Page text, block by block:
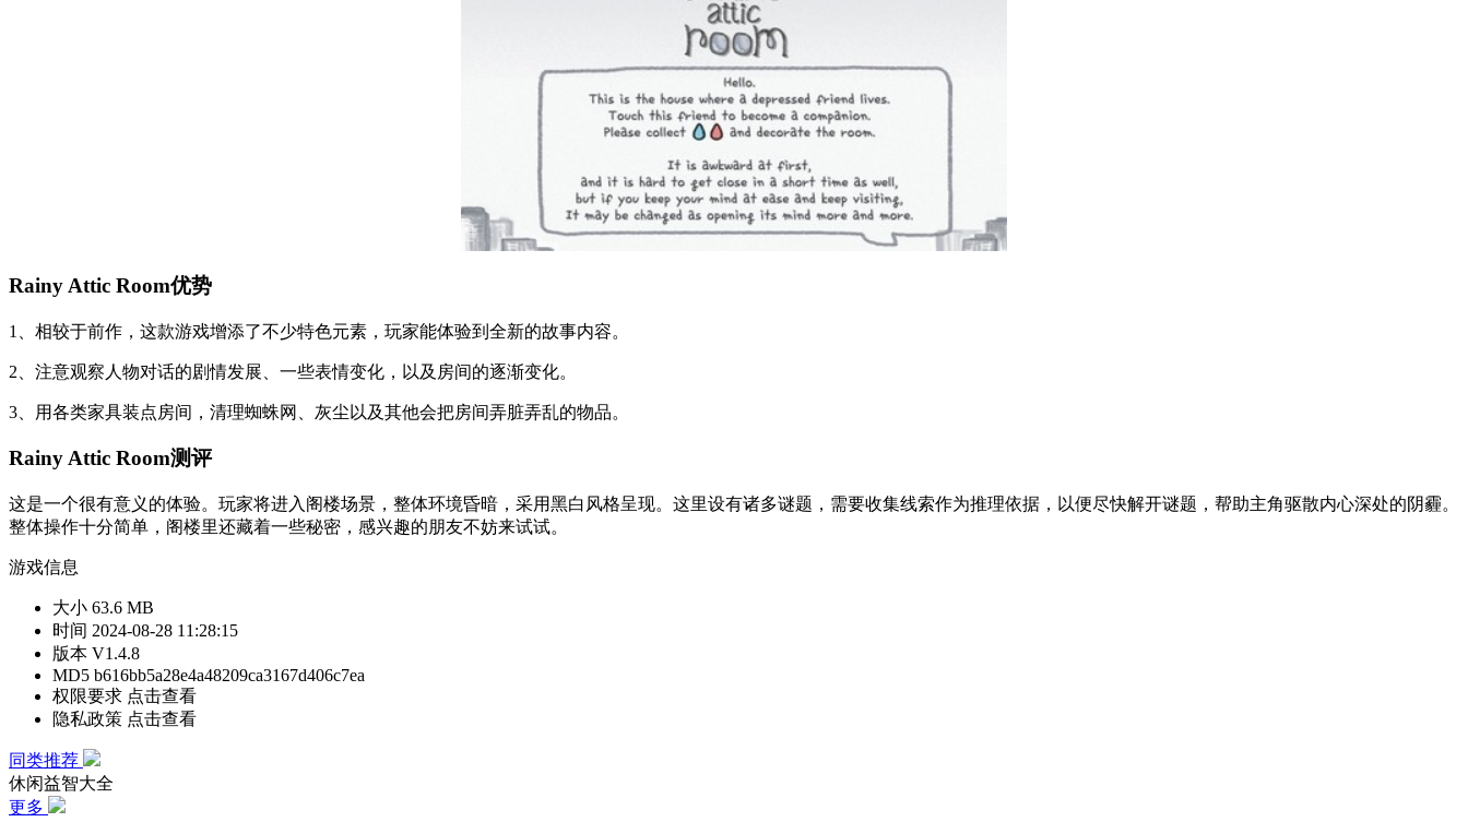
Rainy Attic Room优势
1、相较于前作，这款游戏增添了不少特色元素，玩家能体验到全新的故事内容。
2、注意观察人物对话的剧情发展、一些表情变化，以及房间的逐渐变化。
3、用各类家具装点房间，清理蜘蛛网、灰尘以及其他会把房间弄脏弄乱的物品。
Rainy Attic Room测评
这是一个很有意义的体验。玩家将进入阁楼场景，整体环境昏暗，采用黑白风格呈现。这里设有诸多谜题，需要收集线索作为推理依据，以便尽快解开谜题，帮助主角驱散内心深处的阴霾。
整体操作十分简单，阁楼里还藏着一些秘密，感兴趣的朋友不妨来试试。
游戏信息
大小 63.6 MB
时间 2024-08-28 11:28:15
版本 V1.4.8
MD5 b616bb5a28e4a48209ca3167d406c7ea
权限要求 点击查看
隐私政策 点击查看
同类推荐
休闲益智大全
更多